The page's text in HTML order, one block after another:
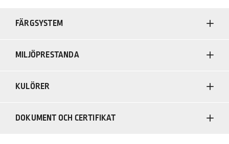
FÄRGSYSTEM
MILJÖPRESTANDA
KULÖRER
DOKUMENT OCH CERTIFIKAT